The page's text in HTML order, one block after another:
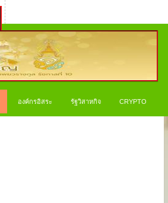
องค์กรอิสระ รัฐวิสาหกิจ CRYPTO